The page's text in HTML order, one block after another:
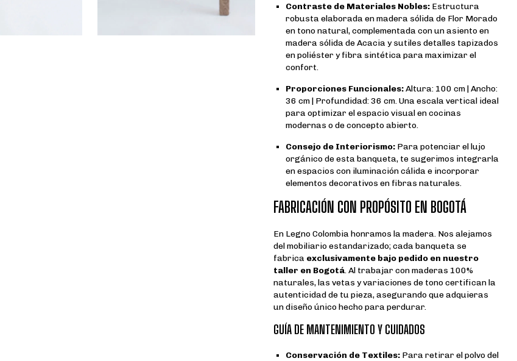
Contraste de Materiales Nobles: Estructura
robusta elaborada en madera sólida de Flor Morado
en tono natural, complementada con un asiento en
madera sólida de Acacia y sutiles detalles tapizados
en poliéster y fibra sintética para maximizar el
confort.
Proporciones Funcionales:Altura: 100 cm | Ancho:
36 cm | Profundidad: 36 cm. Una escala vertical ideal
para optimizar el espacio visual en cocinas
modernas o de concepto abierto.
Consejo de Interiorismo: Para potenciar el lujo
orgánico de esta banqueta, te sugerimos integrarla
en espacios con iluminación cálida e incorporar
elementos decorativos en fibras naturales.
FABRICACIÓN CON PROPÓSITO EN BOGOTÁ
En Legno Colombia honramos la madera. Nos alejamos
del mobiliario estandarizado; cada banqueta se
fabrica exclusivamente bajo pedido en nuestro
taller en Bogotá. Al trabajar con maderas 100%
naturales, las vetas y variaciones de tono certifican la
autenticidad de tu pieza, asegurando que adquieras
un diseño único hecho para perdurar.
GUÍA DE MANTENIMIENTO Y CUIDADOS
Conservación de Textiles: Para retirar el polvo del